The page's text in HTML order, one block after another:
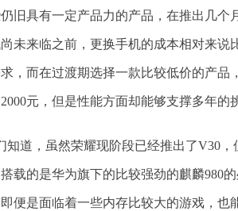
旧具有一定产品力的产品，在推出几个
未来临之前，更换手机的成本相对来说
，而在过渡期选择一款比较低价的产品
元，但是性能方面却能够支撑多年的
知道，虽然荣耀现阶段已经推出了V30
载的是华为旗下的比较强劲的麒麟980
便是面临着一些内存比较大的游戏，也